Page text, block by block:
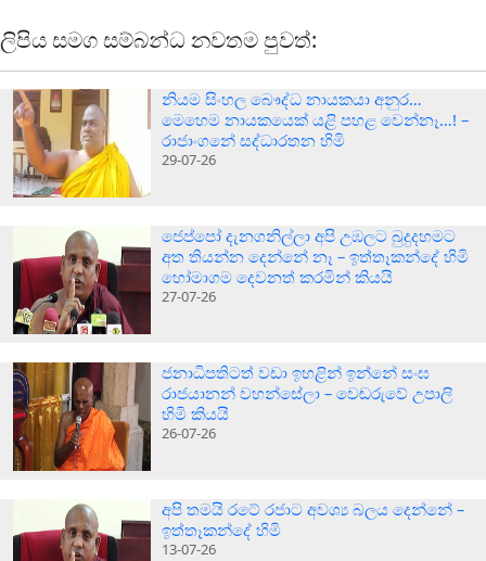
ලිපිය සමග සම්බන්ධ නවතම පුවත්:
නියම සිංහල බෞද්ධ නායකයා අනුර…
මෙහෙම නායකයෙක් යළි පහළ වෙන්නෑ…! –
රාජාංගනේ සද්ධාරතන හිමි
29-07-26
ජෙප්පෝ දැනගනිල්ලා අපි උඹලට බුදුදහමට
අත තියන්න දෙන්නේ නෑ – ඉත්තෑකන්දේ හිමි
හෝමාගම දෙවනත් කරමින් කියයි
27-07-26
ජනාධිපතිටත් වඩා ඉහළින් ඉන්නේ සංඝ
රාජයානන් වහන්සේලා – වෙඬරුවේ උපාලි
හිමි කියයි
26-07-26
අපි තමයි රටේ රජාට අවශ්‍ය බලය දෙන්නේ –
ඉත්තෑකන්දේ හිමි
13-07-26